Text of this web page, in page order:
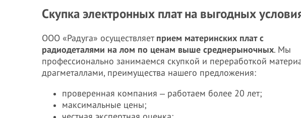
Скупка электронных плат на выгодных
ООО «Радуга» осуществляет прием материнских плат с
радиодеталями на лом по ценам выше среднерыночных. Мы
профессионально занимаемся скупкой и переработкой
драгметаллами, преимущества нашего предложения:
проверенная компания ‒ работаем более 20 лет;
максимальные цены;